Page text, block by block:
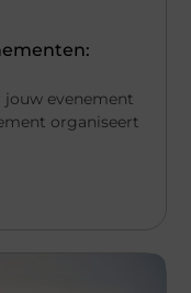
jouw evenement
organiseert